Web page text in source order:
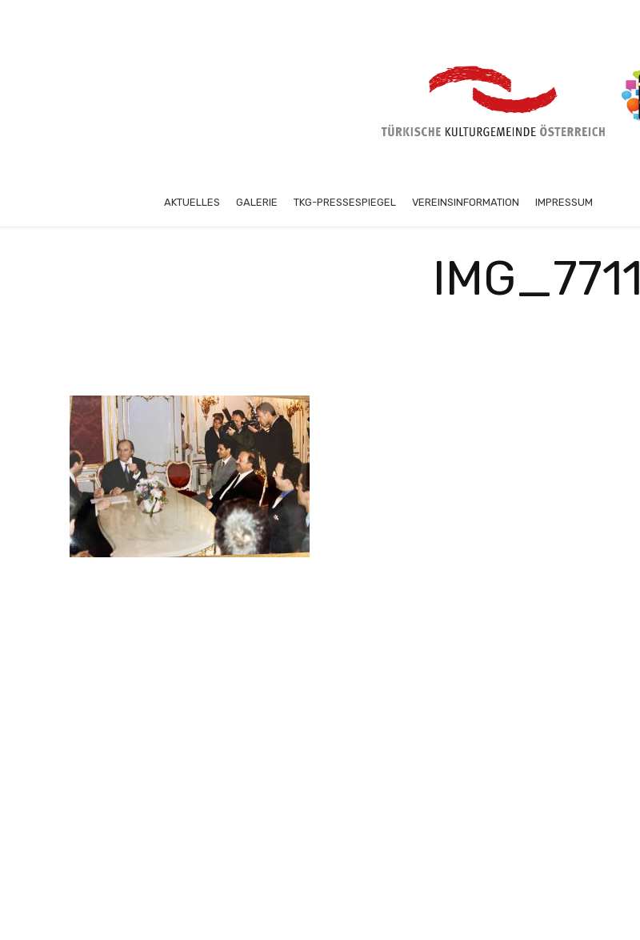
AKTUELLES GALERIE TKG-PRESSESPIEGEL VEREINSINFORMATION IMPRESSUM
IMG_7711